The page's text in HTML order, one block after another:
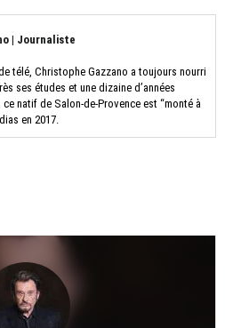
| Journaliste
télé, Christophe Gazzano a toujours nourri
ses études et une dizaine d’années
natif de Salon-de-Provence est “monté à
en 2017.